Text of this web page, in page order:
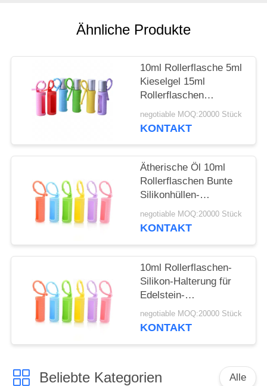
ANGEBOT
ANFORDERN
POLICY
Ähnliche Produkte
10ml Rollerflasche 5ml
Kieselgel 15ml
Rollerflaschen
Tragbare, am Kabel
befestigte,
Schützende
Silikonhülle für Flasche
negotiable MOQ:20000 Stück
KONTAKT
Ätherische Öl 10ml
Rollerflaschen Bunte
Silikonhüllen-
Schutzhülle
Nachfüllbare
negotiable MOQ:20000 Stück
KONTAKT
10ml Rollerflaschen-
Silikon-Halterung für
Edelstein-
Rollerflaschen, 5ml
Roll-On-Flaschen,
negotiable MOQ:20000 Stück
KONTAKT
Beliebte Kategorien Alle